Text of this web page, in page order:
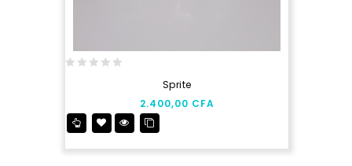
5
Sprite
2.400,00 CFA